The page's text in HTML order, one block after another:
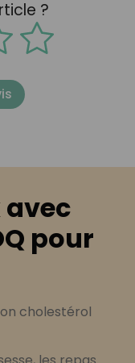
?
avec
pour
cholestérol